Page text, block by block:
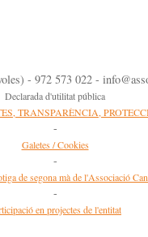
- 972 573 022 -
Declarada d'utilitat pública
TRANSPARÈNCIA,
-
Galetes / Cookies
-
de segona mà de l'Associació
-
en projectes de l'entitat